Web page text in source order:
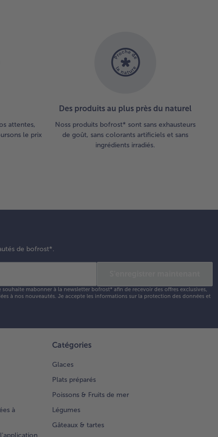
attentes,
le prix
Des produits au plus près du naturel
Noss produits bofrost* sont sans exhausteurs
de goût, sans colorants artificiels et sans
ingrédients irradiés.
de bofrost*.
mabonner à la newsletter bofrost* afin de recevoir des offres exclusives,
à nos nouveautés. Je accepte les informations sur la protection des données et
à
Catégories
Glaces
Plats préparés
Poissons & Fruits de mer
Légumes
Gâteaux & tartes